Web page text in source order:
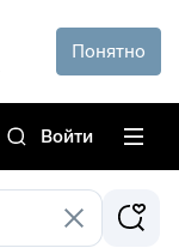
Понятно
Войти